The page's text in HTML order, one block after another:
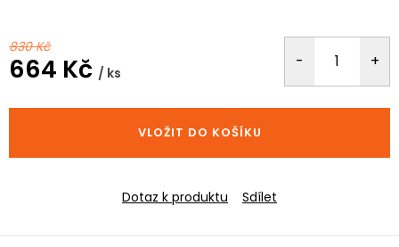
830 Kč
664 Kč / ks
cena:
VLOŽIT DO KOŠÍKU
Dotaz k produktu Sdílet